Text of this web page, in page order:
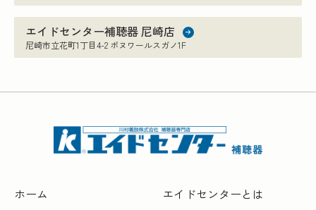
エイドセンター補聴器 尼崎店
尼崎市立花町1丁目4-2 ボヌワールスガノ1F
ホーム
エイドセンターとは